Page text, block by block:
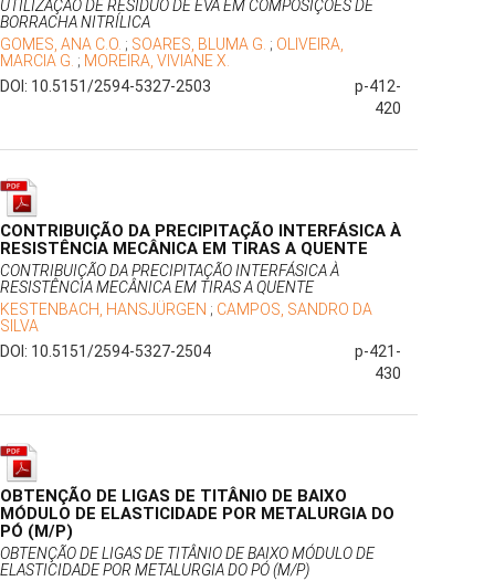
UTILIZAÇÃO DE RESÍDUO DE EVA EM COMPOSIÇÕES DE
BORRACHA NITRÍLICA
GOMES, ANA C.O. ; SOARES, BLUMA G. ; OLIVEIRA,
MARCIA G. ; MOREIRA, VIVIANE X.
DOI: 10.5151/2594-5327-2503
p-412-
420
CONTRIBUIÇÃO DA PRECIPITAÇÃO INTERFÁSICA À
RESISTÊNCIA MECÂNICA EM TIRAS A QUENTE
CONTRIBUIÇÃO DA PRECIPITAÇÃO INTERFÁSICA À
RESISTÊNCIA MECÂNICA EM TIRAS A QUENTE
KESTENBACH, HANSJÜRGEN ; CAMPOS, SANDRO DA
SILVA
DOI: 10.5151/2594-5327-2504
p-421-
430
OBTENÇÃO DE LIGAS DE TITÂNIO DE BAIXO
MÓDULO DE ELASTICIDADE POR METALURGIA DO
PÓ (M/P)
OBTENÇÃO DE LIGAS DE TITÂNIO DE BAIXO MÓDULO DE
ELASTICIDADE POR METALURGIA DO PÓ (M/P)